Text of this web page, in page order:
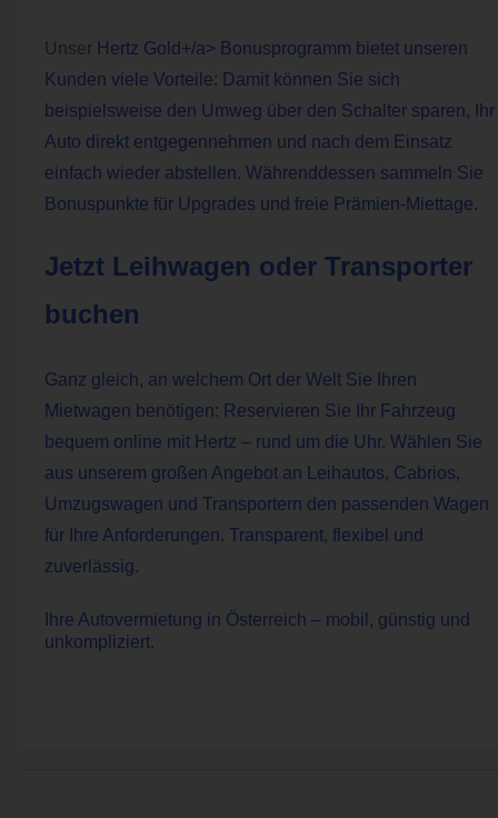
Unser Hertz Gold+/a> Bonusprogramm bietet unseren
Kunden viele Vorteile: Damit können Sie sich
beispielsweise den Umweg über den Schalter sparen, Ihr
Auto direkt entgegennehmen und nach dem Einsatz
einfach wieder abstellen. Währenddessen sammeln Sie
Bonuspunkte für Upgrades und freie Prämien-Miettage.
Jetzt Leihwagen oder Transporter
buchen
Ganz gleich, an welchem Ort der Welt Sie Ihren
Mietwagen benötigen: Reservieren Sie Ihr Fahrzeug
bequem online mit Hertz – rund um die Uhr. Wählen Sie
aus unserem großen Angebot an Leihautos, Cabrios,
Umzugswagen und Transportern den passenden Wagen
für Ihre Anforderungen. Transparent, flexibel und
zuverlässig.
Ihre Autovermietung in Österreich – mobil, günstig und
unkompliziert.